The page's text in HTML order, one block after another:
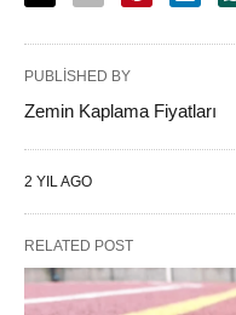
PUBLISHED BY
Zemin Kaplama Fiyatları
2 YIL AGO
RELATED POST